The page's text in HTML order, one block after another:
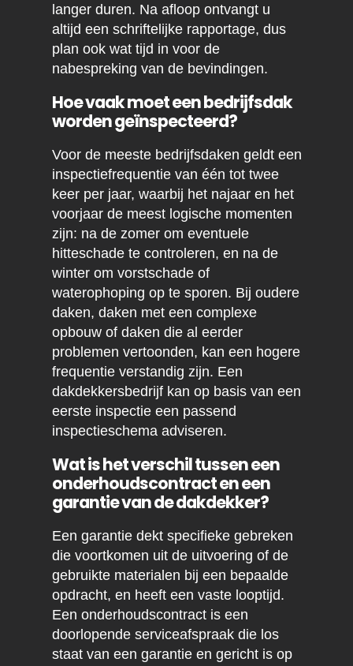
langer duren. Na afloop ontvangt u
altijd een schriftelijke rapportage, dus
plan ook wat tijd in voor de
nabespreking van de bevindingen.
Hoe vaak moet een bedrijfsdak
worden geïnspecteerd?
Voor de meeste bedrijfsdaken geldt een
inspectiefrequentie van één tot twee
keer per jaar, waarbij het najaar en het
voorjaar de meest logische momenten
zijn: na de zomer om eventuele
hitteschade te controleren, en na de
winter om vorstschade of
waterophoping op te sporen. Bij oudere
daken, daken met een complexe
opbouw of daken die al eerder
problemen vertoonden, kan een hogere
frequentie verstandig zijn. Een
dakdekkersbedrijf kan op basis van een
eerste inspectie een passend
inspectieschema adviseren.
Wat is het verschil tussen een
onderhoudscontract en een
garantie van de dakdekker?
Een garantie dekt specifieke gebreken
die voortkomen uit de uitvoering of de
gebruikte materialen bij een bepaalde
opdracht, en heeft een vaste looptijd.
Een onderhoudscontract is een
doorlopende serviceafspraak die los
staat van een garantie en gericht is op